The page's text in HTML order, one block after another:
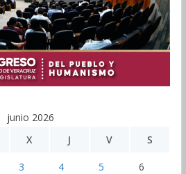
junio 2026
X J V S
3 4 5 6